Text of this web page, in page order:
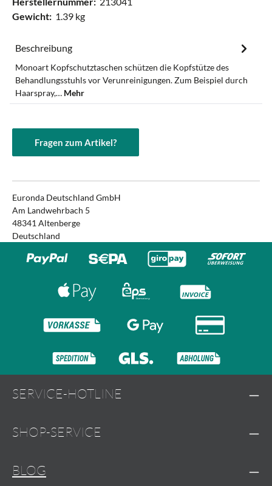
Gewicht: 1.39 kg
Beschreibung
Monoart Kopfschutztaschen schützen die Kopfstütze des
Behandlungsstuhls vor Verunreinigungen. Zum Beispiel durch
Haarspray,… Mehr
Fragen zum Artikel?
Euronda Deutschland GmbH
Am Landwehrbach 5
48341 Altenberge
Deutschland
SERVICE-HOTLINE
SHOP-SERVICE
BLOG